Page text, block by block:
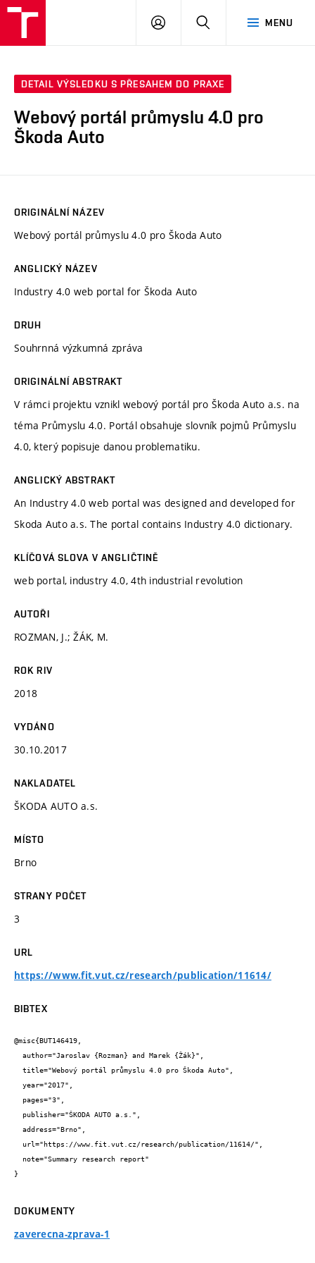
MENU
PŘIHLÁSIT
DETAIL VÝSLEDKU S PŘESAHEM DO PRAXE
Webový portál průmyslu 4.0 pro
Škoda Auto
ORIGINÁLNÍ NÁZEV
Webový portál průmyslu 4.0 pro Škoda Auto
ANGLICKÝ NÁZEV
Industry 4.0 web portal for Škoda Auto
DRUH
Souhrnná výzkumná zpráva
ORIGINÁLNÍ ABSTRAKT
V rámci projektu vznikl webový portál pro Škoda Auto a.s. na
téma Průmyslu 4.0. Portál obsahuje slovník pojmů Průmyslu
4.0, který popisuje danou problematiku.
ANGLICKÝ ABSTRAKT
An Industry 4.0 web portal was designed and developed for
Skoda Auto a.s. The portal contains Industry 4.0 dictionary.
KLÍČOVÁ SLOVA V ANGLIČTINĚ
web portal, industry 4.0, 4th industrial revolution
AUTOŘI
ROZMAN, J.; ŽÁK, M.
ROK RIV
2018
VYDÁNO
30.10.2017
NAKLADATEL
ŠKODA AUTO a.s.
MÍSTO
Brno
STRANY POČET
3
URL
https://www.fit.vut.cz/research/publication/11614/
BIBTEX
@misc{BUT146419,
}
DOKUMENTY
zaverecna-zprava-1